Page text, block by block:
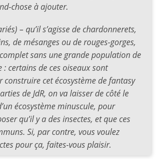
chose à ajouter.
– qu’il s’agisse de chardonnerets,
de mésanges ou de rouges-gorges,
sans une grande population de
: certains de ces oiseaux sont
construire cet écosystème de fantasy
de JdR, on va laisser de côté le
écosystème minuscule, pour
qu’il y a des insectes, et que ces
Si, par contre, vous voulez
pour ça, faites-vous plaisir.